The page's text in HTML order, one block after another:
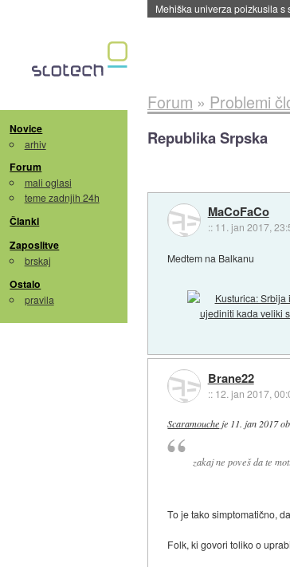
Mehiška univerza poizkusila s
Novice
arhiv
Forum
mali oglasi
teme zadnjih 24h
Članki
Zaposlitve
brskaj
Ostalo
pravila
Forum » Problemi
Republika Srpska
MaCoFaCo
:: 11. jan 2017,
Medtem na Balkanu
Brane22
:: 12. jan 2017,
Scaramoucheje 11. jan 2017
zakaj ne poveš da te
To je tako simptomatično,
Folk, ki govori toliko o